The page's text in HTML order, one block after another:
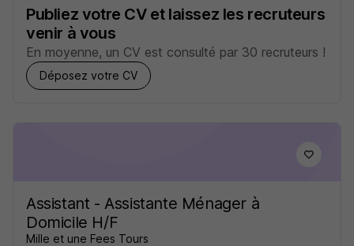
Publiez votre CV et laissez les recruteurs
venir à vous
En moyenne, un CV est consulté par 30 recruteurs !
Déposez votre CV
Assistant - Assistante Ménager à
Domicile H/F
Mille et une Fees Tours